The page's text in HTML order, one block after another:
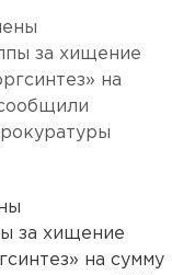
за хищение
на
за хищение
на сумму